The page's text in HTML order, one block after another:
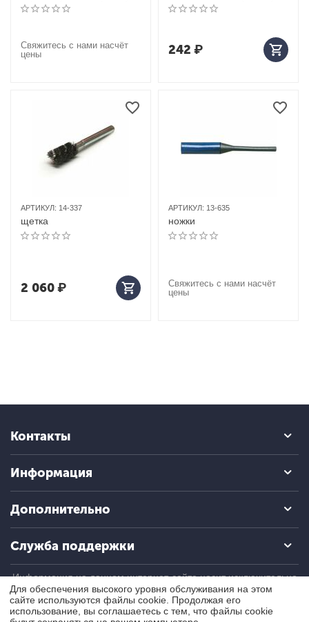
Свяжитесь с нами насчёт
цены
242 ₽
АРТИКУЛ: 14-337
щетка
2 060₽
АРТИКУЛ: 13-635
ножки
Свяжитесь с нами насчёт
цены
Контакты
Информация
Дополнительно
Служба поддержки
Информация на данном интернет-сайте носит исключительно
информационный (ознакомительный) характер и ни при каких
условиях не является публичной офертой, определяемой
положениями Статьи 437 Гражданского кодекса РФ.
Для обеспечения высокого уровня обслуживания на этом
сайте используются файлы cookie. Продолжая его
использование, вы соглашаетесь с тем, что файлы cookie